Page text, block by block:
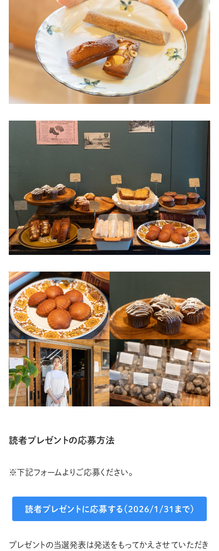
読者プレゼントの応募方法
※下記フォームよりご応募ください。
読者プレゼントに応募する（2026/1/31まで）
プレゼントの当選発表は発送をもってかえさせていただき